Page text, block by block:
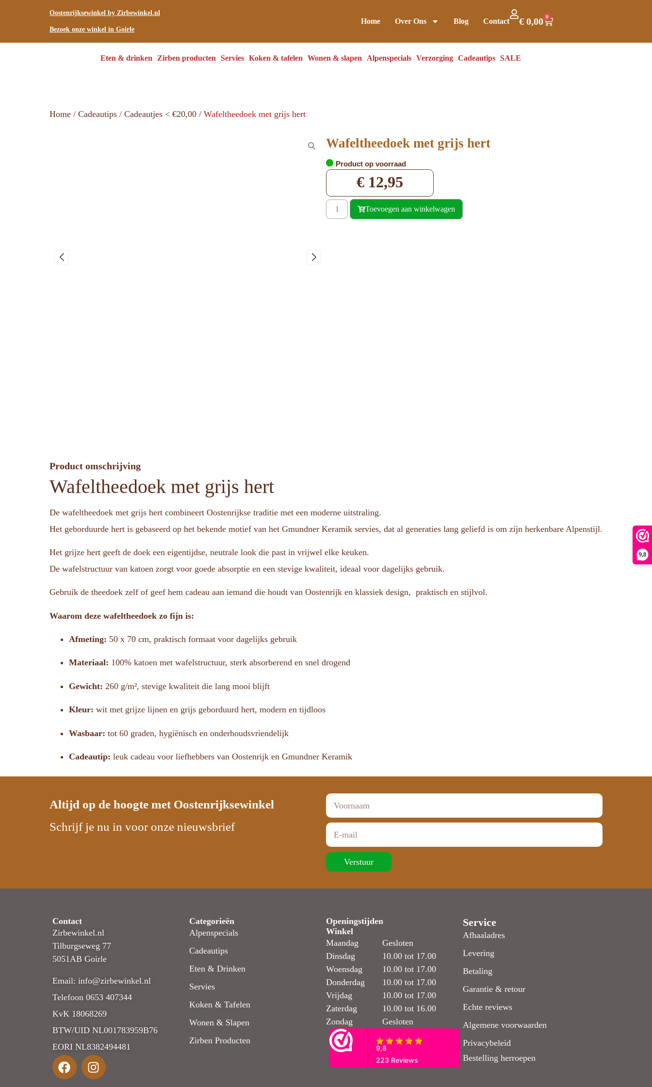
9,8
Oostenrijksewinkel by Zirbewinkel.nl
Bezoek onze winkel in Goirle
Home Over Ons Blog Contact €0,00 0
Eten & drinken Zirben producten Servies Koken & tafelen Wonen & slapen Alpenspecials Verzorging Cadeautips SALE
Home / Cadeautips / Cadeautjes < €20,00 / Wafeltheedoek met grijs hert
Wafeltheedoek met grijs hert
Product op voorraad
€ 12,95
Toevoegen aan winkelwagen
Product omschrijving
Wafeltheedoek met grijs hert
De wafeltheedoek met grijs hert combineert Oostenrijkse traditie met een moderne uitstraling.
Het geborduurde hert is gebaseerd op het bekende motief van het Gmundner Keramik servies, dat al generaties lang geliefd is om zijn herkenbare Alpenstijl.
Het grijze hert geeft de doek een eigentijdse, neutrale look die past in vrijwel elke keuken.
De wafelstructuur van katoen zorgt voor goede absorptie en een stevige kwaliteit, ideaal voor dagelijks gebruik.
Gebruik de theedoek zelf of geef hem cadeau aan iemand die houdt van Oostenrijk en klassiek design, praktisch en stijlvol.
Waarom deze wafeltheedoek zo fijn is:
Afmeting: 50 x 70 cm, praktisch formaat voor dagelijks gebruik
Materiaal: 100% katoen met wafelstructuur, sterk absorberend en snel drogend
Gewicht: 260 g/m², stevige kwaliteit die lang mooi blijft
Kleur: wit met grijze lijnen en grijs geborduurd hert, modern en tijdloos
Wasbaar: tot 60 graden, hygiënisch en onderhoudsvriendelijk
Cadeautip: leuk cadeau voor liefhebbers van Oostenrijk en Gmundner Keramik
Altijd op de hoogte met Oostenrijksewinkel
Schrijf je nu in voor onze nieuwsbrief
Verstuur
Contact
Zirbewinkel.nl
Tilburgseweg 77
5051AB Goirle
Email: info@zirbewinkel.nl
Telefoon 0653 407344
KvK 18068269
BTW/UID NL001783959B76
EORI NL8382494481
Categorieën
Alpenspecials
Cadeautips
Eten & Drinken
Servies
Koken & Tafelen
Wonen & Slapen
Zirben Producten
Openingstijden
Winkel
Maandag
Dinsdag
Woensdag
Donderdag
Vrijdag
Zaterdag
Zondag
Gesloten
10.00 tot 17.00
10.00 tot 17.00
10.00 tot 17.00
10.00 tot 17.00
10.00 tot 16.00
Gesloten
Service
Afhaaladres
Levering
Betaling
Garantie & retour
Echte reviews
Algemene voorwaarden
Privacybeleid
Bestelling herroepen